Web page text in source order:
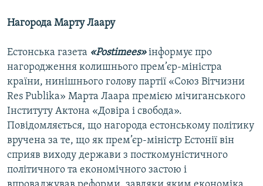
Нагорода Марту Лаару
Естонська газета «Postimees»інформує про
нагородження колишнього прем’єр-міністра
країни, нинішнього голову партії «Союз Вітчизни
Res Publika» Марта Лаара премією мічиганського
Інституту Актона «Довіра і свобода».
Повідомляється, що нагорода естонському політику
вручена за те, що як прем’єр-міністр Естонії він
сприяв виходу держави з посткомуністичного
політичного та економічного застою і